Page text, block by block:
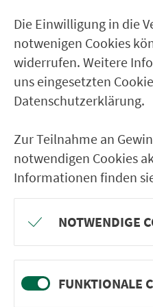
Nürn­berg
Die Einwilligung in die
notwenigen Cookies
widerrufen. Weitere
uns eingesetzten
Datenschutzerklärung.
Zur Teilnahme an
notwendigen Cookies
Informationen finden
NOTWENDIGE
FUNKTIONALE